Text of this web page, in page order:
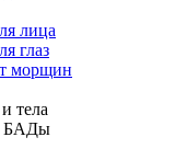
лица
глаз
морщин
тела
БАДы